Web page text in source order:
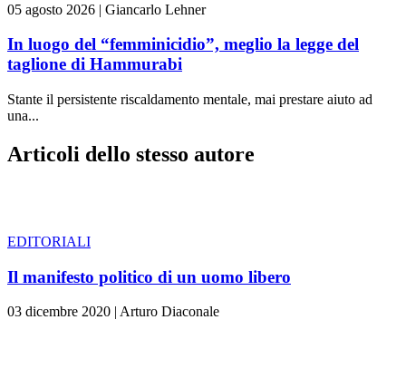
05 agosto 2026 | Giancarlo Lehner
In luogo del “femminicidio”, meglio la legge del
taglione di Hammurabi
Stante il persistente riscaldamento mentale, mai prestare aiuto ad
una...
Articoli dello stesso autore
EDITORIALI
Il manifesto politico di un uomo libero
03 dicembre 2020 | Arturo Diaconale